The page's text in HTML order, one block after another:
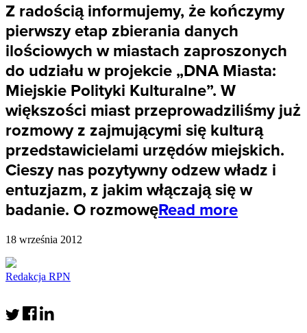
Z radością informujemy, że kończymy
pierwszy etap zbierania danych
ilościowych w miastach zaproszonych
do udziału w projekcie „DNA Miasta:
Miejskie Polityki Kulturalne”. W
większości miast przeprowadziliśmy już
rozmowy z zajmującymi się kulturą
przedstawicielami urzędów miejskich.
Cieszy nas pozytywny odzew władz i
entuzjazm, z jakim włączają się w
badanie. O rozmowęRead more
18 września 2012
Redakcja RPN